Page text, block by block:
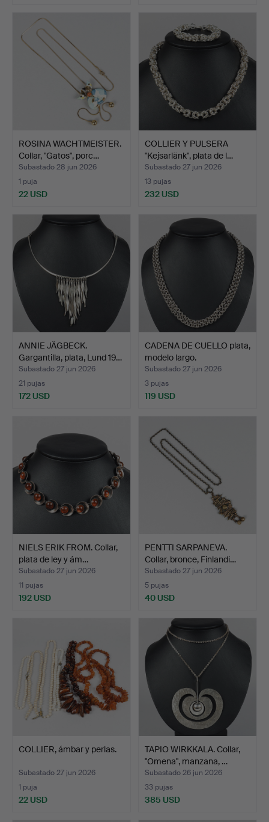
ROSINA WACHTMEISTER.
Collar, "Gatos", porc…
Subastado 28 jun 2026
1 puja
22 USD
COLLIER Y PULSERA
"Kejsarlänk", plata de l…
Subastado 27 jun 2026
13 pujas
232 USD
ANNIE JÄGBECK.
Gargantilla, plata, Lund 19…
Subastado 27 jun 2026
21 pujas
172 USD
CADENA DE CUELLO plata,
modelo largo.
Subastado 27 jun 2026
3 pujas
119 USD
NIELS ERIK FROM. Collar,
plata de ley y ám…
Subastado 27 jun 2026
11 pujas
192 USD
PENTTI SARPANEVA.
Collar, bronce, Finlandi…
Subastado 27 jun 2026
5 pujas
40 USD
COLLIER, ámbar y perlas.
Subastado 27 jun 2026
1 puja
22 USD
TAPIO WIRKKALA. Collar,
"Omena", manzana, …
Subastado 26 jun 2026
33 pujas
385 USD